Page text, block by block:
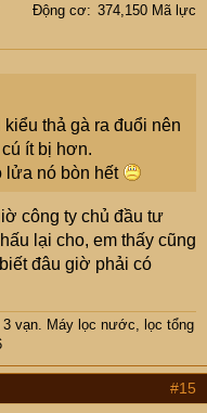
Động cơ 374,150 Mã lực
thả gà ra đuổi nên
ít bị hơn.
lửa nó bòn hết
công ty chủ đầu tư
lại cho, em thấy cũng
đâu giờ phải có
vạn . Máy lọc nước, lọc tổng
#15